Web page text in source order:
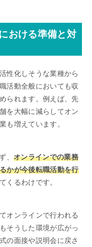
おける準備と対
性化しそうな業種から
活動全般においても収
られます。例えば、先
を大幅に減らしてオン
も増えています。
、オンラインでの業務
かが今後転職活動を行
くるわけです。
オンラインで行われる
そうした環境が広がっ
の面接や説明会に戻さ